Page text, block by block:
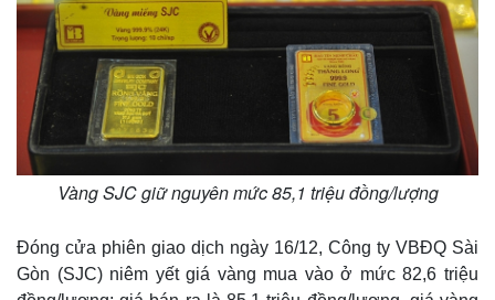
Vàng SJC giữ nguyên mức 85,1 triệu đồng/lượng
Đóng cửa phiên giao dịch ngày 16/12, Công ty VBĐQ Sài
Gòn (SJC) niêm yết giá vàng mua vào ở mức 82,6 triệu